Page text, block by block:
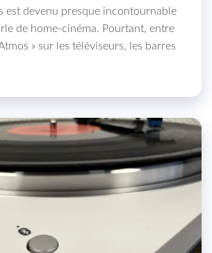
est devenu presque incontournable
de home-cinéma. Pourtant, entre
» sur les téléviseurs, les barres